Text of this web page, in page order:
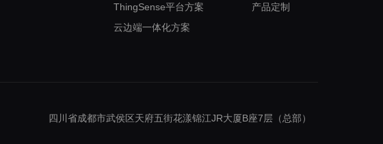
ThingSense平台方案
云边端一体化方案
产品定制
四川省成都市武侯区天府五街花漾锦江JR大厦B座7层（总部）